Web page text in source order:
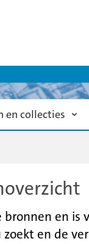
en collecties
en
en de